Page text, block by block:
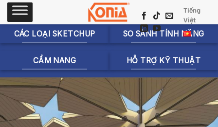
Skip
content
Tiếng
Việt
CÁC LOẠI SKETCHUP SO SÁNH TÍNH NĂNG
CẨM NANG HỖ TRỢ KỸ THUẬT